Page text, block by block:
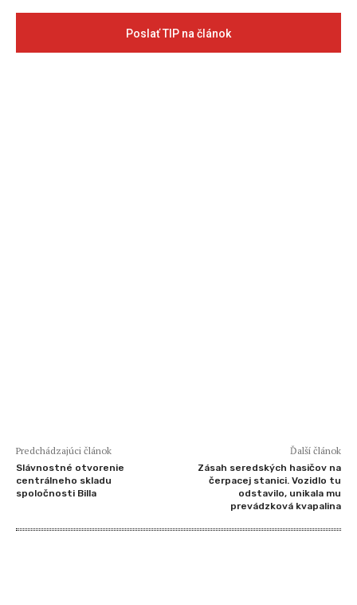
Poslať TIP na článok
Predchádzajúci článok
Slávnostné otvorenie
centrálneho skladu
spoločnosti Billa
Ďalší článok
Zásah seredských hasičov na
čerpacej stanici. Vozidlo tu
odstavilo, unikala mu
prevádzková kvapalina